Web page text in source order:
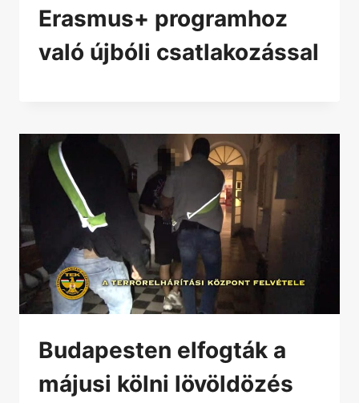
Erasmus+ programhoz
való újbóli csatlakozással
Budapesten elfogták a
májusi kölni lövöldözés